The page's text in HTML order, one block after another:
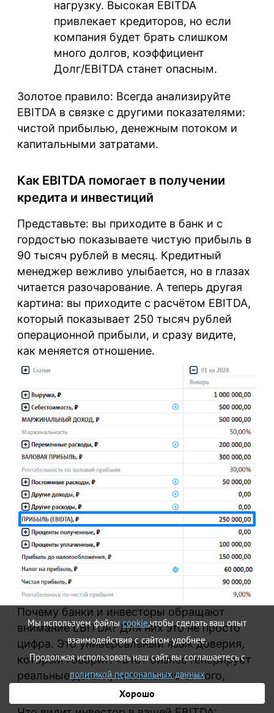
нагрузку. Высокая EBITDA
привлекает кредиторов, но если
компания будет брать слишком
много долгов, коэффициент
Долг/EBITDA станет опасным.
Золотое правило: Всегда анализируйте
EBITDA в связке с другими показателями:
чистой прибылью, денежным потоком и
капитальными затратами.
Как EBITDA помогает в получении
кредита и инвестиций
Представьте: вы приходите в банк и с
гордостью показываете чистую прибыль в
90 тысяч рублей в месяц. Кредитный
менеджер вежливо улыбается, но в глазах
читается разочарование. А теперь другая
картина: вы приходите с расчётом EBITDA,
который показывает 250 тысяч рублей
операционной прибыли, и сразу видите,
как меняется отношение.
Почему банки и инвесторы обращают
внимание EBITDA? Для них это не просто
цифра. Это универсальный язык доверия,
который говорит: «Этот бизнес генерирует
реальные деньги, независимо от того,
какие у него налоги и какие кредиты».
Мы используем файлыcookie,чтобы сделать ваш опыт
взаимодействия с сайтом удобнее.
Продолжая использовать наш сайт, вы соглашаетесь с
политикой персональных данных
Хорошо